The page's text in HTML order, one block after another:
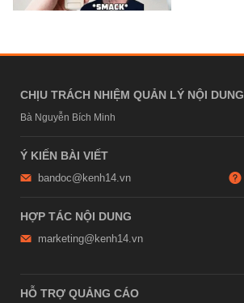
CHỊU TRÁCH NHIỆM QUẢN LÝ NỘI DUNG
Bà Nguyễn Bích Minh
Ý KIẾN BÀI VIẾT
bandoc@kenh14.vn
HỢP TÁC NỘI DUNG
marketing@kenh14.vn
HỖ TRỢ QUẢNG CÁO